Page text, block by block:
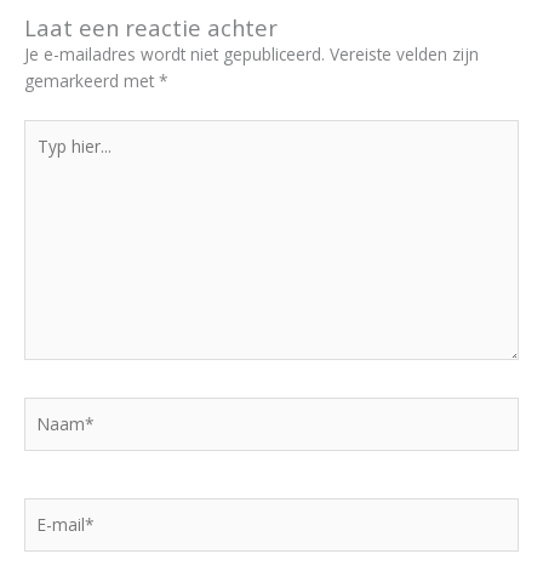
Laat een reactie achter
Je e-mailadres wordt niet gepubliceerd. Vereiste velden zijn
gemarkeerd met *
hier...
mail*